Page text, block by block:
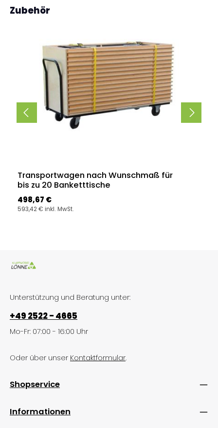
Produktgalerie überspringen
Zubehör
Transportwagen nach Wunschmaß für
bis zu 20 Banketttische
Regulärer Preis:
498,67 €
593,42 € inkl. MwSt.
Unterstützung und Beratung unter:
+49 2522 - 4665
Mo-Fr: 07:00 - 16:00 Uhr
Oder über unser Kontaktformular.
Shopservice
Informationen